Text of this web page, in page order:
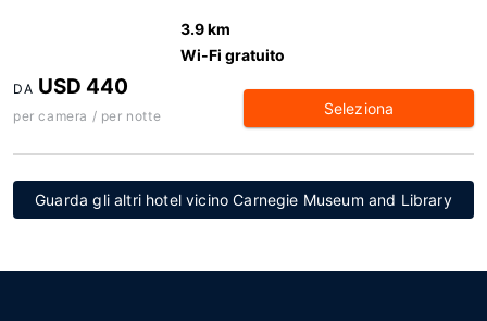
3.9 km
Wi-Fi gratuito
DA USD 440
per camera / per notte Seleziona
Guarda gli altri hotel vicino Carnegie Museum and Library